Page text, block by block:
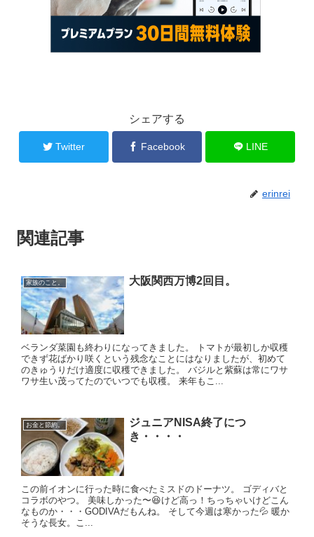
シェアする
Twitter Facebook LINE
erinrei
関連記事
家族のこと。 大阪関西万博2回目。
ベランダ菜園も終わりになってきました。 トマトが最初しか収穫
できず花ばかり咲くという残念なことにはなりましたが、初めて
のきゅうりだけ適度に収穫できました。 バジルと紫蘇は常にワサ
ワサ生い茂ってたのでいつでも収穫。 来年もこ...
お金と節約。
ジュニアNISA終了につ
き・・・・
この前イオンに行った時に食べたミスドのドーナツ。 ゴディバと
コラボのやつ。 美味しかった〜😆けど高っ！ちっちゃいけどこん
なものか・・・GODIVAだもんね。 そして今週は寒かった💦 暖か
そうな長女。こ...